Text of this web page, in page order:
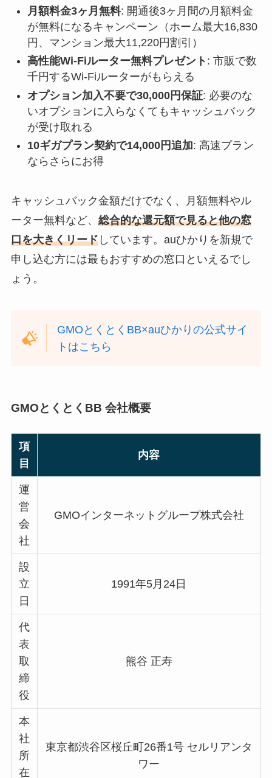
月額料金3ヶ月無料: 開通後3ヶ月間の月額料金
が無料になるキャンペーン（ホーム最大16,830
円、マンション最大11,220円割引）
高性能Wi-Fiルーター無料プレゼント : 市販で数
千円するWi-Fiルーターがもらえる
オプション加入不要で30,000円保証: 必要のな
いオプションに入らなくてもキャッシュバック
が受け取れる
10ギガプラン契約で14,000円追加: 高速プラン
ならさらにお得
キャッシュバック金額だけでなく、月額無料やル
ーター無料など、 総合的な還元額で見ると他の窓
口を大きくリードしています。auひかりを新規で
申し込む方には最もおすすめの窓口といえるでし
ょう。
GMOとくとくBB×auひかりの公式サイ
トはこちら
GMOとくとくBB 会社概要
項
目
内容
運
営
会
社
GMOインターネットグループ株式会社
設
立
日
1991年5月24日
代
表
取
締
役
熊谷 正寿
本
社
所
在
東京都渋谷区桜丘町26番1号 セルリアンタ
ワー